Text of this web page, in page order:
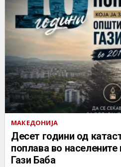
МАКЕДОНИЈА
Десет години од
поплава во
Гази Баба